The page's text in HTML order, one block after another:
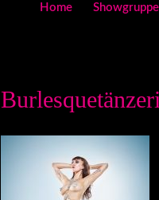
Home Showgruppe